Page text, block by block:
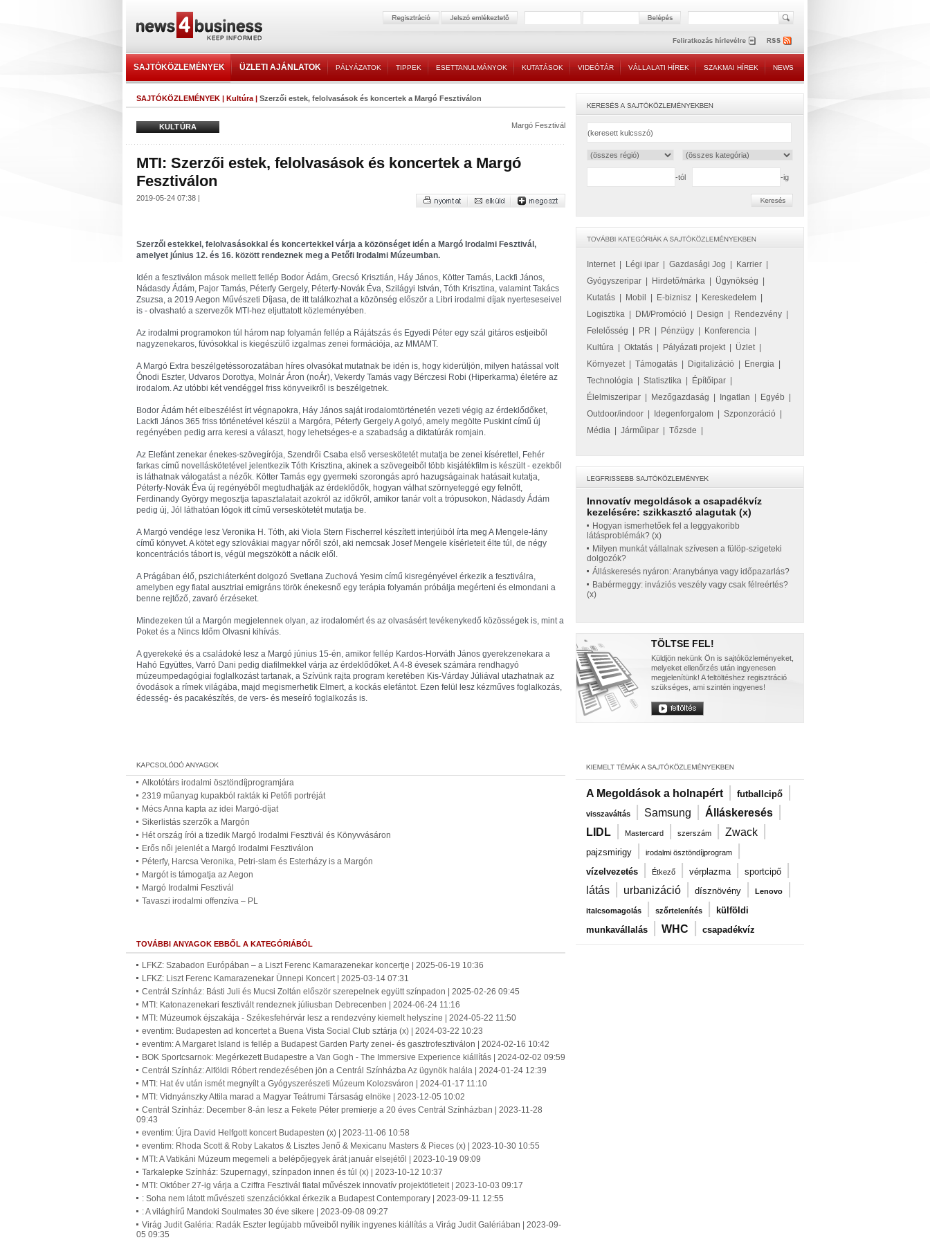
SAJTÓKÖZLEMÉNYEK ÜZLETI AJÁNLATOK PÁLYÁZATOK TIPPEK ESETTANULMÁNYOK KUTATÁSOK VIDEÓTÁR VÁLLALATI HÍREK SZAKMAI HÍREK NEWS
SAJTÓKÖZLEMÉNYEK | Kultúra | Szerzői estek, felolvasások és koncertek a Margó Fesztiválon
KULTÚRA Margó Fesztivál
MTI: Szerzői estek, felolvasások és koncertek a Margó
Fesztiválon
2019-05-24 07:38 |
Szerzői estekkel, felolvasásokkal és koncertekkel várja a közönséget idén a Margó Irodalmi Fesztivál,
amelyet június 12. és 16. között rendeznek meg a Petőfi Irodalmi Múzeumban.
Idén a fesztiválon mások mellett fellép Bodor Ádám, Grecsó Krisztián, Háy János, Kötter Tamás, Lackfi János,
Nádasdy Ádám, Pajor Tamás, Péterfy Gergely, Péterfy-Novák Éva, Szilágyi István, Tóth Krisztina, valamint Takács
Zsuzsa, a 2019 Aegon Művészeti Díjasa, de itt találkozhat a közönség először a Libri irodalmi díjak nyerteseseivel
is - olvasható a szervezők MTI-hez eljuttatott közleményében.
Az irodalmi programokon túl három nap folyamán fellép a Rájátszás és Egyedi Péter egy szál gitáros estjeiből
nagyzenekaros, fúvósokkal is kiegészülő izgalmas zenei formációja, az MMAMT.
A Margó Extra beszélgetéssorozatában híres olvasókat mutatnak be idén is, hogy kiderüljön, milyen hatással volt
Ónodi Eszter, Udvaros Dorottya, Molnár Áron (noÁr), Vekerdy Tamás vagy Bérczesi Robi (Hiperkarma) életére az
irodalom. Az utóbbi két vendéggel friss könyveikről is beszélgetnek.
Bodor Ádám hét elbeszélést írt végnapokra, Háy János saját irodalomtörténetén vezeti végig az érdeklődőket,
Lackfi János 365 friss történetével készül a Margóra, Péterfy Gergely A golyó, amely megölte Puskint című új
regényében pedig arra keresi a választ, hogy lehetséges-e a szabadság a diktatúrák romjain.
Az Elefánt zenekar énekes-szövegírója, Szendrői Csaba első verseskötetét mutatja be zenei kísérettel, Fehér
farkas című novelláskötetével jelentkezik Tóth Krisztina, akinek a szövegeiből több kisjátékfilm is készült - ezekből
is láthatnak válogatást a nézők. Kötter Tamás egy gyermeki szorongás apró hazugságainak hatásait kutatja,
Péterfy-Novák Éva új regényéből megtudhatják az érdeklődők, hogyan válhat szörnyeteggé egy felnőtt,
Ferdinandy György megosztja tapasztalatait azokról az időkről, amikor tanár volt a trópusokon, Nádasdy Ádám
pedig új, Jól láthatóan lógok itt című verseskötetét mutatja be.
A Margó vendége lesz Veronika H. Tóth, aki Viola Stern Fischerrel készített interjúiból írta meg A Mengele-lány
című könyvet. A kötet egy szlovákiai magyar nőről szól, aki nemcsak Josef Mengele kísérleteit élte túl, de négy
koncentrációs tábort is, végül megszökött a nácik elől.
A Prágában élő, pszichiáterként dolgozó Svetlana Zuchová Yesim című kisregényével érkezik a fesztiválra,
amelyben egy fiatal ausztriai emigráns török énekesnő egy terápia folyamán próbálja megérteni és elmondani a
benne rejtőző, zavaró érzéseket.
Mindezeken túl a Margón megjelennek olyan, az irodalomért és az olvasásért tevékenykedő közösségek is, mint a
Poket és a Nincs Időm Olvasni kihívás.
A gyerekeké és a családoké lesz a Margó június 15-én, amikor fellép Kardos-Horváth János gyerekzenekara a
Hahó Együttes, Varró Dani pedig diafilmekkel várja az érdeklődőket. A 4-8 évesek számára rendhagyó
múzeumpedagógiai foglalkozást tartanak, a Szívünk rajta program keretében Kis-Várday Júliával utazhatnak az
óvodások a rímek világába, majd megismerhetik Elmert, a kockás elefántot. Ezen felül lesz kézműves foglalkozás,
édesség- és pacakészítés, de vers- és meseíró foglalkozás is.
Alkotótárs irodalmi ösztöndíjprogramjára
2319 műanyag kupakból rakták ki Petőfi portréját
Mécs Anna kapta az idei Margó-díjat
Sikerlistás szerzők a Margón
Hét ország írói a tizedik Margó Irodalmi Fesztivál és Könyvvásáron
Erős női jelenlét a Margó Irodalmi Fesztiválon
Péterfy, Harcsa Veronika, Petri-slam és Esterházy is a Margón
Margót is támogatja az Aegon
Margó Irodalmi Fesztivál
Tavaszi irodalmi offenzíva – PL
TOVÁBBI ANYAGOK EBBŐL A KATEGÓRIÁBÓL
LFKZ: Szabadon Európában – a Liszt Ferenc Kamarazenekar koncertje | 2025-06-19 10:36
LFKZ: Liszt Ferenc Kamarazenekar Ünnepi Koncert | 2025-03-14 07:31
Centrál Színház: Básti Juli és Mucsi Zoltán először szerepelnek együtt színpadon | 2025-02-26 09:45
MTI: Katonazenekari fesztivált rendeznek júliusban Debrecenben | 2024-06-24 11:16
MTI: Múzeumok éjszakája - Székesfehérvár lesz a rendezvény kiemelt helyszíne | 2024-05-22 11:50
eventim: Budapesten ad koncertet a Buena Vista Social Club sztárja (x) | 2024-03-22 10:23
eventim: A Margaret Island is fellép a Budapest Garden Party zenei- és gasztrofesztiválon | 2024-02-16 10:42
BOK Sportcsarnok: Megérkezett Budapestre a Van Gogh - The Immersive Experience kiállítás | 2024-02-02 09:59
Centrál Színház: Alföldi Róbert rendezésében jön a Centrál Színházba Az ügynök halála | 2024-01-24 12:39
MTI: Hat év után ismét megnyílt a Gyógyszerészeti Múzeum Kolozsváron | 2024-01-17 11:10
MTI: Vidnyánszky Attila marad a Magyar Teátrumi Társaság elnöke | 2023-12-05 10:02
Centrál Színház: December 8-án lesz a Fekete Péter premierje a 20 éves Centrál Színházban | 2023-11-28
09:43
eventim: Újra David Helfgott koncert Budapesten (x) | 2023-11-06 10:58
eventim: Rhoda Scott & Roby Lakatos & Lisztes Jenő & Mexicanu Masters & Pieces (x) | 2023-10-30 10:55
MTI: A Vatikáni Múzeum megemeli a belépőjegyek árát január elsejétől | 2023-10-19 09:09
Tarkalepke Színház: Szupernagyi, színpadon innen és túl (x) | 2023-10-12 10:37
MTI: Október 27-ig várja a Cziffra Fesztivál fiatal művészek innovatív projektötleteit | 2023-10-03 09:17
: Soha nem látott művészeti szenzációkkal érkezik a Budapest Contemporary | 2023-09-11 12:55
: A világhírű Mandoki Soulmates 30 éve sikere | 2023-09-08 09:27
Virág Judit Galéria: Radák Eszter legújabb műveiből nyílik ingyenes kiállítás a Virág Judit Galériában | 2023-09-
05 09:35
-tól -ig
Internet| Légi ipar Gazdasági Jog Karrier
Gyógyszeripar
Hirdető/márka Ügynökség
Kutatás
Mobil E-biznisz Kereskedelem
Logisztika
DM/Promóció Design Rendezvény
Felelősség
PR Pénzügy Konferencia
Kultúra
Oktatás Pályázati projekt| Üzlet|
Környezet| Támogatás Digitalizáció Energia
Technológia
Statisztika Építőipar
Élelmiszeripar
Mezőgazdaság Ingatlan Egyéb
Outdoor/indoor
Idegenforgalom Szponzoráció
Média
Járműipar Tőzsde
Innovatív megoldások a csapadékvíz
kezelésére: szikkasztó alagutak (x)
Hogyan ismerhetőek fel a leggyakoribb
látásproblémák? (x)
Milyen munkát vállalnak szívesen a fülöp-szigeteki
dolgozók?
Álláskeresés nyáron: Aranybánya vagy időpazarlás?
Babérmeggy: inváziós veszély vagy csak félreértés?
(x)
TÖLTSE FEL!
Küldjön nekünk Ön is sajtóközleményeket,
melyeket ellenőrzés után ingyenesen
megjelenítünk! A feltöltéshez regisztráció
szükséges, ami szintén ingyenes!
A Megoldások a holnapért | futballcipő |
visszaváltás | Samsung | Álláskeresés |
LIDL | Mastercard | szerszám | Zwack |
pajzsmirigy | irodalmi ösztöndíjprogram |
vízelvezetés | Étkező | vérplazma | sportcipő |
látás | urbanizáció | dísznövény | Lenovo |
italcsomagolás | szőrtelenítés |
külföldi
munkavállalás | WHC | csapadékvíz